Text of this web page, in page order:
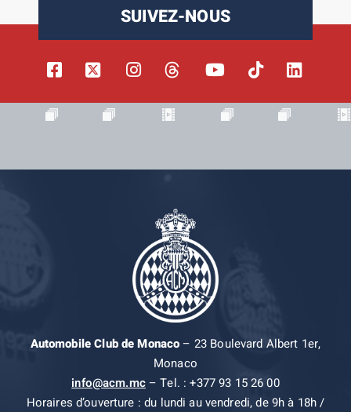
SUIVEZ-NOUS
Automobile Club de Monaco– 23 Boulevard Albert 1er,
Monaco
info@acm.mc– Tel. : +377 93 15 26 00
Horaires d’ouverture : du lundi au vendredi, de 9h à 18h /